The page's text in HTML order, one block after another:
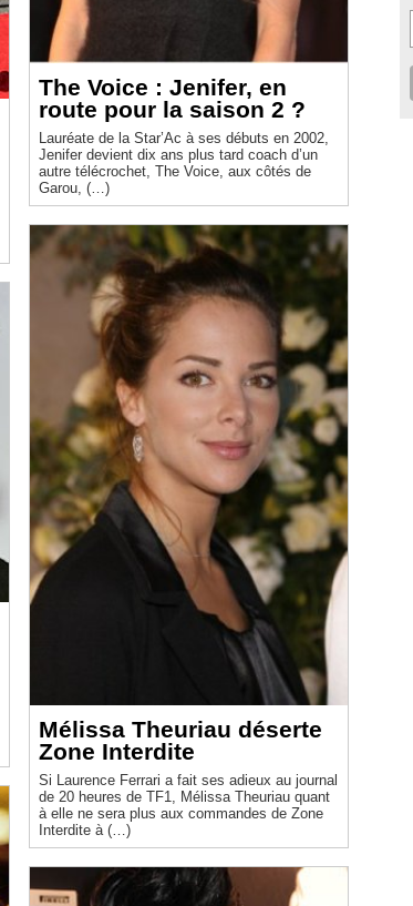
The Voice : Jenifer, en
route pour la saison 2 ?
Lauréate de la Star’Ac à ses débuts en 2002,
Jenifer devient dix ans plus tard coach d’un
autre télécrochet, The Voice, aux côtés de
Garou, (…)
Mélissa Theuriau déserte
Zone Interdite
Si Laurence Ferrari a fait ses adieux au journal
de 20 heures de TF1, Mélissa Theuriau quant
à elle ne sera plus aux commandes de Zone
Interdite à (…)